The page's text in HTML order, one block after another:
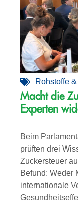
Rohstoffe
Macht die
Experten
Beim
prüften drei
Zuckersteuer
Befund: Weder
internationale